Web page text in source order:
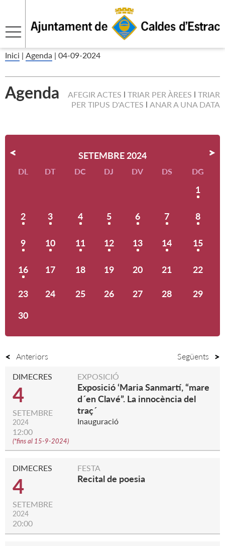
Inici | Agenda | 04-09-2024
Agenda AFEGIR ACTES TRIAR PER ÀREES
TRIAR
PER TIPUS D'ACTES
ANAR A UNA DATA
SETEMBRE 2024
DL DT DC DJ DV DS DG
1
2 3 4 5 6 7 8
9 10 11 12 13 14 15
16 17 18 19 20 21 22
23 24 25 26 27 28
29
30
Anteriors Següents
DIMECRES
4
SETEMBRE
2024
12:00
(*fins al 15-9-2024)
EXPOSICIÓ
Exposició ‘Maria Sanmartí, “mare
d´en Clavé”. La innocència del
traç´
Inauguració
DIMECRES
4
SETEMBRE
2024
20:00
FESTA
Recital de poesia